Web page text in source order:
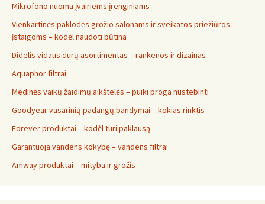
Mikrofono nuoma įvairiems įrenginiams
Vienkartinės paklodės grožio salonams ir sveikatos priežiūros
įstaigoms – kodėl naudoti būtina
Didelis vidaus durų asortimentas – rankenos ir dizainas
Aquaphor filtrai
Medinės vaikų žaidimų aikštelės – puiki proga nustebinti
Goodyear vasarinių padangų bandymai – kokias rinktis
Forever produktai – kodėl turi paklausą
Garantuoja vandens kokybę – vandens filtrai
Amway produktai – mityba ir grožis